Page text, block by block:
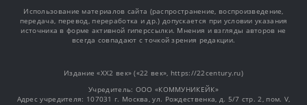
Использование материалов сайта (распространение, воспроизведение,
передача, перевод, переработка и др.) допускается при условии указания
источника в форме активной гиперссылки. Мнения и взгляды авторов не
всегда совпадают с точкой зрения редакции.
Издание «XX2 век» («22 век», https://22century.ru)
Учредитель: OOO «КОММУНИКЕЙК»
Адрес учредителя: 107031 г. Москва, ул. Рождественка, д. 5/7 стр. 2, пом. V,